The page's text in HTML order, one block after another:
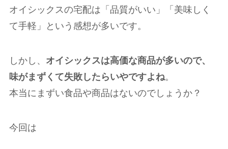
オイシックスの宅配は「品質がいい」「美味しく
て手軽」という感想が多いです。
しかし、 オイシックスは高価な商品が多いので、
味がまずくて失敗したらいやですよね。
本当にまずい食品や商品はないのでしょうか？
今回は